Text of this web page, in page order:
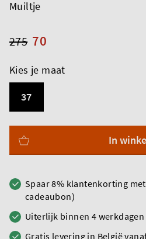
Muiltje
70
275
Kies je maat
37
In
Spaar 8% klantenkorting
cadeaubon)
Uiterlijk binnen 4
Gratis levering in België